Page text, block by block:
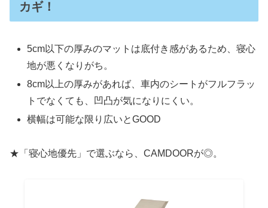
カギ！
5cm以下の厚みのマットは底付き感があるため、寝心
地が悪くなりがち。
8cm以上の厚みがあれば、車内のシートがフルフラッ
トでなくても、凹凸が気になりにくい。
横幅は可能な限り広いとGOOD
★「寝心地優先」で選ぶなら、CAMDOORが◎。